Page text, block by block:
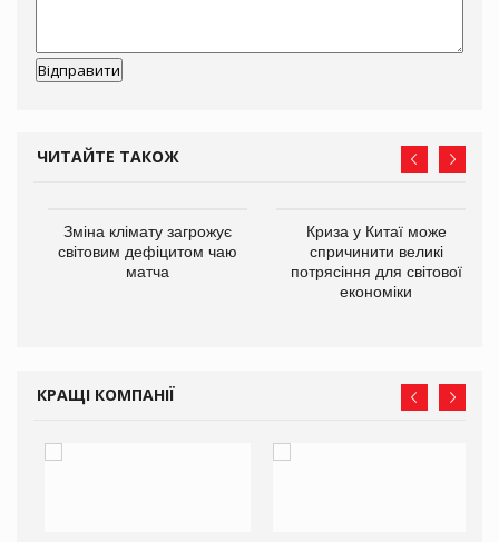
ЧИТАЙТЕ ТАКОЖ
Зміна клімату загрожує
світовим дефіцитом чаю
матча
Криза у Китаї може
спричинити великі
потрясіння для світової
економіки
КРАЩІ КОМПАНІЇ